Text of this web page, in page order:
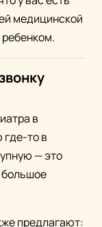
медицинской
в
где-то в
— это
большое
предлагают: